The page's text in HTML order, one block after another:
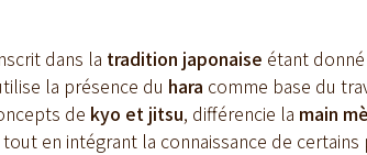
dans la tradition japonaise étant donné
la présence du hara comme base du
de kyo et jitsu, différencie la main
tout en intégrant la connaissance de certains